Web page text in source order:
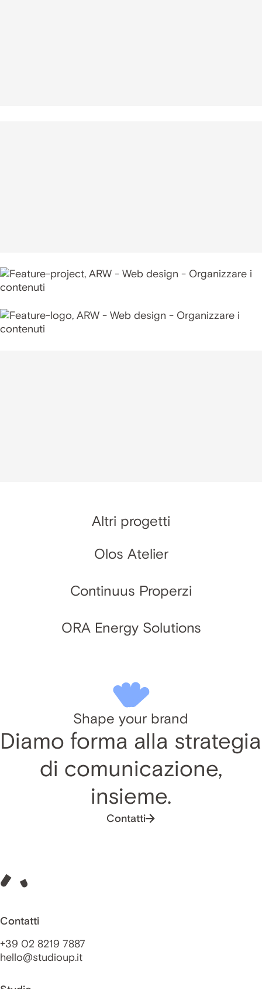
Altri progetti
Olos Atelier
Continuus Properzi
ORA Energy Solutions
Shape your brand
Diamo forma alla strategia
di comunicazione,
insieme.
Contatti
Contatti
+39 02 8219 7887
hello@studioup.it